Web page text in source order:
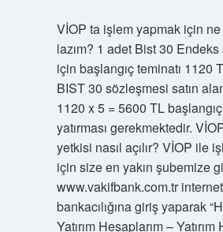
VİOP ta işlem yapmak için
lazım? 1 adet Bist 30
için başlangıç ​​teminatı 1120
BIST 30 sözleşmesi satın alan
1120 x 5 = 5600 TL
yatırması gerekmektedir.
yetkisi nasıl açılır? VİOP ile
için size en yakın şubemize
www.vakifbank.com.tr internet
bankacılığına giriş yaparak
Yatırım Hesaplarım – Yatırım